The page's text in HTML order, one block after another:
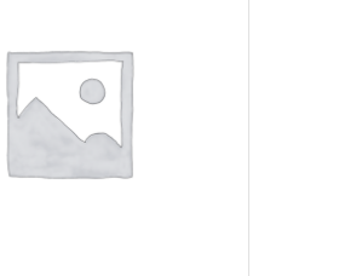
AU PANIER